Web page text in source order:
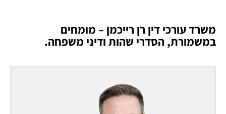
משרד עורכי דין רן רייכמן – מומחים
במשמורת, הסדרי שהות ודיני משפחה.